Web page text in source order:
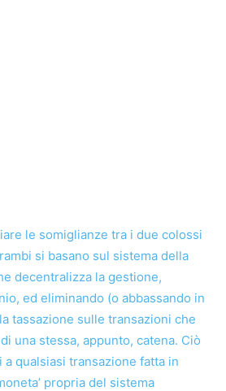
le somiglianze tra i due colossi
si basano sul sistema della
decentralizza la gestione,
ed eliminando (o abbassando in
tassazione sulle transazioni che
una stessa, appunto, catena. Ciò
qualsiasi transazione fatta in
propria del sistema